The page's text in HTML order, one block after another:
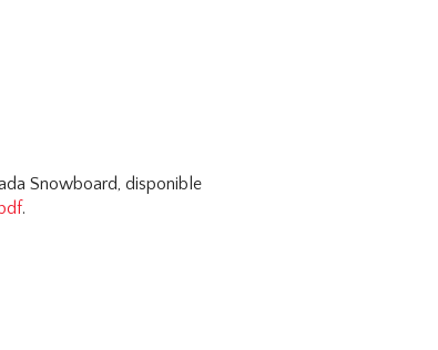
Snowboard, disponible
.